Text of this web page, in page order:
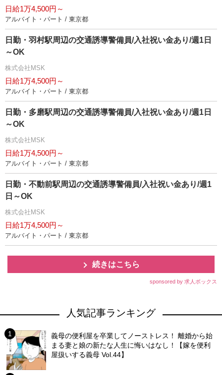
日給1万4,500円～
アルバイト・パート / 東京都
日勤・羽村駅周辺の交通誘導警備員/入社祝い金あり/週1日
～OK
株式会社MSK
日給1万4,500円～
アルバイト・パート / 東京都
日勤・多磨駅周辺の交通誘導警備員/入社祝い金あり/週1日
～OK
株式会社MSK
日給1万4,500円～
アルバイト・パート / 東京都
日勤・不動前駅周辺の交通誘導警備員/入社祝い金あり/週1
日～OK
株式会社MSK
日給1万4,500円～
アルバイト・パート / 東京都
続きはこちら
sponsored by 求人ボックス
人気記事ランキング
義母の便利屋を卒業してノーストレス！ 離婚から始
まる妻と娘の新たな人生に悔いはなし！【嫁を便利
屋扱いする義母 Vol.44】